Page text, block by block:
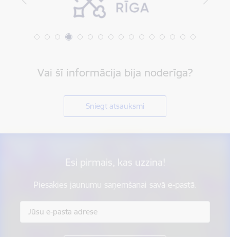
Vai šī informācija bija noderīga?
Sniegt atsauksmi
Esi pirmais, kas uzzina!
Piesakies jaunumu saņemšanai savā e-pastā.